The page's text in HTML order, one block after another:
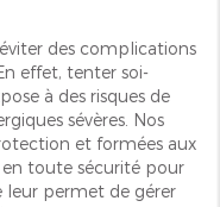
des complications
effet, tenter soi-
à des risques de
sévères. Nos
et formées aux
toute sécurité pour
leur permet de gérer